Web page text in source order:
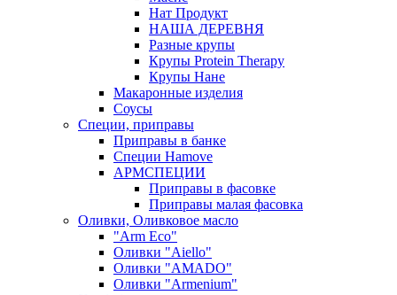
Нат Продукт
НАША ДЕРЕВНЯ
Разные крупы
Крупы Protein Therapy
Крупы Нане
Макаронные изделия
Соусы
Специи, приправы
Приправы в банке
Специи Hamove
АРМСПЕЦИИ
Приправы в фасовке
Приправы малая фасовка
Оливки, Оливковое масло
"Arm Eco"
Оливки "Aiello"
Оливки "AMADO"
Оливки "Armenium"